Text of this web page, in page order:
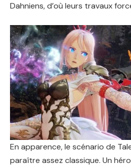
Dahniens, d’où leurs travaux
En apparence, le scénario de
paraître assez classique. Un